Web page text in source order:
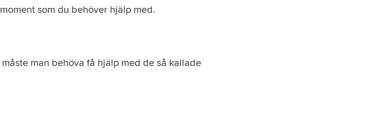
som du behöver hjälp med.
man behöva få hjälp med de så kallade